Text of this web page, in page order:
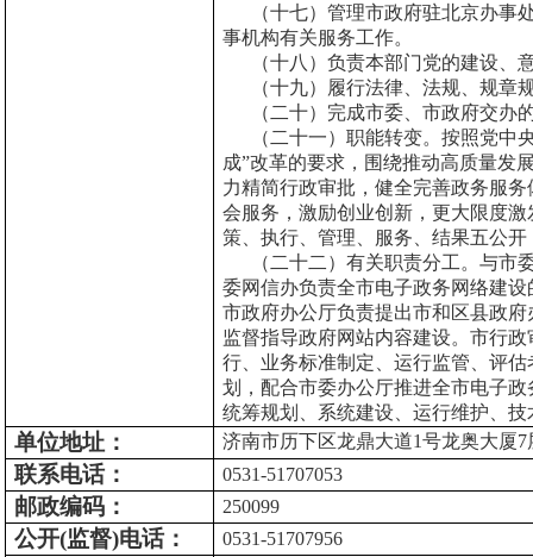
（十七）管理市政府驻北京办事
事机构有关服务工作。
（十八）负责本部门党的建设、
（十九）履行法律、法规、规章
（二十）完成市委、市政府交办
（二十一）职能转变。按照党中央
成”改革的要求，围绕推动高质量发
力精简行政审批，健全完善政务服
会服务，激励创业创新，更大限度
策、执行、管理、服务、结果五公
（二十二）有关职责分工。与市
委网信办负责全市电子政务网络建
市政府办公厅负责提出市和区县政
监督指导政府网站内容建设。市行
行、业务标准制定、运行监管、评
划，配合市委办公厅推进全市电子
统筹规划、系统建设、运行维护、
单位地址： 济南市历下区龙鼎大道1号龙奥大厦7
联系电话： 0531-51707053
邮政编码： 250099
公开(监督)电话： 0531-51707956